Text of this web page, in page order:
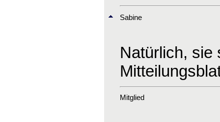
Sabine
Natürlich, sie
Mitglied